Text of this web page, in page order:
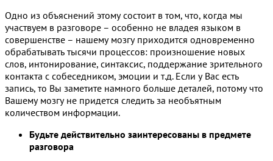
Одно из объяснений этому состоит в том, что, когда мы
участвуем в разговоре – особенно не владея языком в
совершенстве – нашему мозгу приходится одновременно
обрабатывать тысячи процессов: произношение новых
слов, интонирование, синтаксис, поддержание зрительного
контакта с собеседником, эмоции и т.д. Если у Вас есть
запись, то Вы заметите намного больше деталей, потому что
Вашему мозгу не придется следить за необъятным
количеством информации.
Будьте действительно заинтересованы в предмете
разговора